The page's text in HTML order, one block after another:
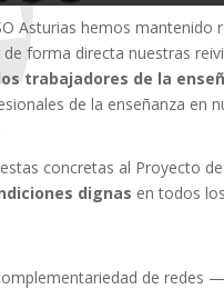
Asturias hemos
forma directa nuestras
trabajadores de la
de la enseñanza en
concretas al Proyecto
dignas en todos
de redes